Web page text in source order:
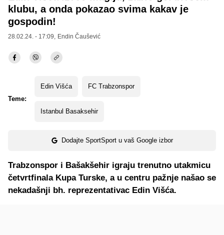
klubu, a onda pokazao svima kakav je
gospodin!
28.02.24. - 17:09, Endin Čaušević
Teme:
Edin Višća FC Trabzonspor
Istanbul Basaksehir
Dodajte SportSport u vaš Google izbor
Trabzonspor i Bašakšehir igraju trenutno utakmicu
četvrtfinala Kupa Turske, a u centru pažnje našao se
nekadašnji bh. reprezentativac Edin Višća.